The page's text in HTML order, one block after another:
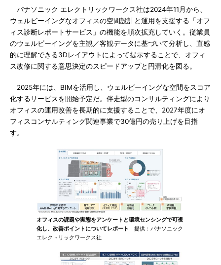
パナソニック エレクトリックワークス社は2024年11月から、
ウェルビーイングなオフィスの空間設計と運用を支援する「オフ
ィス診断レポートサービス」の機能を順次拡充していく。従業員
のウェルビーイングを主観／客観データに基づいて分析し、直感
的に理解できる3Dレイアウトによって提示することで、オフィ
ス改修に関する意思決定のスピードアップと円滑化を図る。
2025年には、BIMを活用し、ウェルビーイングな空間をスコア
化するサービスを開始予定だ。伴走型のコンサルティングにより
オフィスの運用改善を長期的に支援することで、2027年度にオ
フィスコンサルティング関連事業で30億円の売り上げを目指
す。
オフィスの課題や実態をアンケートと環境センシングで可視
化し、改善ポイントについてレポート
提供：パナソニック
エレクトリックワークス社